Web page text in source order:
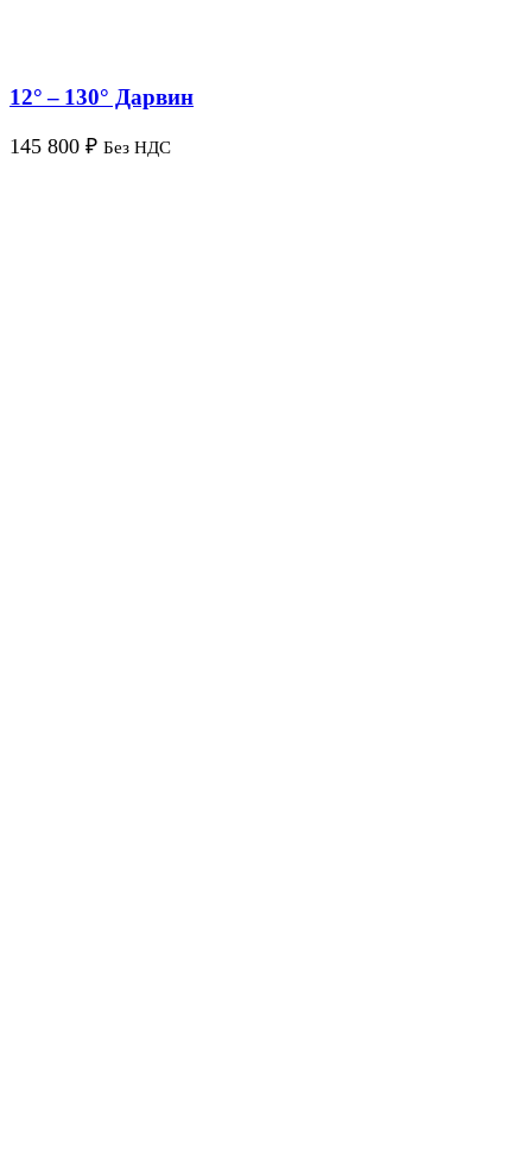
12° – 130° Дарвин
145 800 ₽ Без НДС